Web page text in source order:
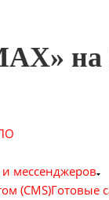
на
мессенджеров
(CMS)Готовые